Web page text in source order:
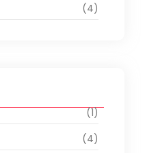
(4)
(1)
(4)